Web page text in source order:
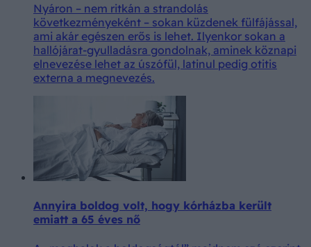
Nyáron – nem ritkán a strandolás
következményeként – sokan küzdenek fülfájással,
ami akár egészen erős is lehet. Ilyenkor sokan a
hallójárat-gyulladásra gondolnak, aminek köznapi
elnevezése lehet az úszófül, latinul pedig otitis
externa a megnevezés.
Annyira boldog volt, hogy kórházba került
emiatt a 65 éves nő